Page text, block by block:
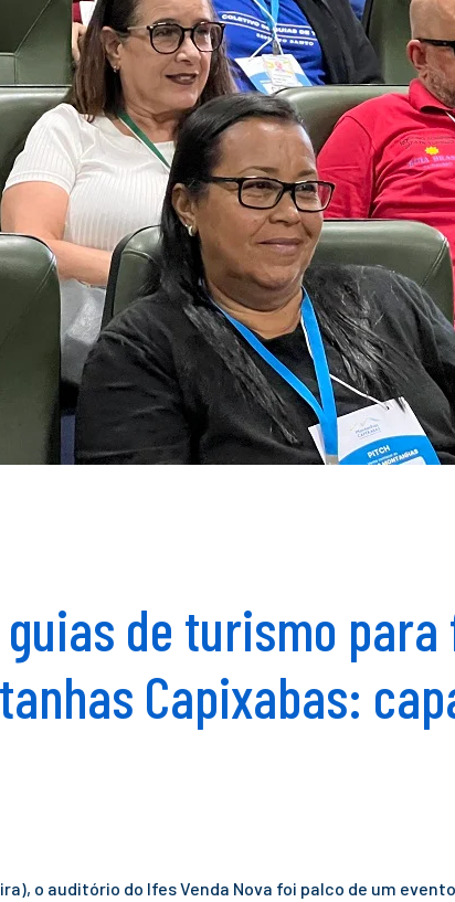
de turismo
Capixabas:
o auditório do Ifes Venda Nova foi palco de um